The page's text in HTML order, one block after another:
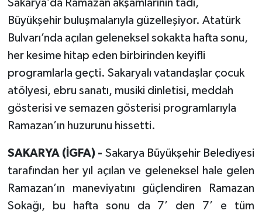
Sakarya’da Ramazan akşamlarının tadı,
Büyükşehir buluşmalarıyla güzelleşiyor. Atatürk
Bulvarı’nda açılan geleneksel sokakta hafta sonu,
her kesime hitap eden birbirinden keyifli
programlarla geçti. Sakaryalı vatandaşlar çocuk
atölyesi, ebru sanatı, musiki dinletisi, meddah
gösterisi ve semazen gösterisi programlarıyla
Ramazan’ın huzurunu hissetti.
SAKARYA (İGFA) - Sakarya Büyükşehir Belediyesi
tarafından her yıl açılan ve geleneksel hale gelen
Ramazan’ın maneviyatını güçlendiren Ramazan
Sokağı, bu hafta sonu da 7’ den 7’ e tüm
Yaşam